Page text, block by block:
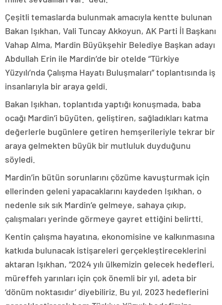
Çeşitli temaslarda bulunmak amacıyla kentte bulunan
Bakan Işıkhan, Vali Tuncay Akkoyun, AK Parti İl Başkanı
Vahap Alma, Mardin Büyükşehir Belediye Başkan adayı
Abdullah Erin ile Mardin’de bir otelde “Türkiye
Yüzyılı’nda Çalışma Hayatı Buluşmaları” toplantısında iş
insanlarıyla bir araya geldi.
Bakan Işıkhan, toplantıda yaptığı konuşmada, baba
ocağı Mardin’i büyüten, geliştiren, sağladıkları katma
değerlerle bugünlere getiren hemşerileriyle tekrar bir
araya gelmekten büyük bir mutluluk duyduğunu
söyledi.
Mardin’in bütün sorunlarını çözüme kavuşturmak için
ellerinden geleni yapacaklarını kaydeden Işıkhan, o
nedenle sık sık Mardin’e gelmeye, sahaya çıkıp,
çalışmaları yerinde görmeye gayret ettiğini belirtti.
Kentin çalışma hayatına, ekonomisine ve kalkınmasına
katkıda bulunacak istişareleri gerçekleştireceklerini
aktaran Işıkhan, “2024 yılı ülkemizin gelecek hedefleri,
müreffeh yarınları için çok önemli bir yıl, adeta bir
‘dönüm noktasıdır’ diyebiliriz. Bu yıl, 2023 hedeflerini